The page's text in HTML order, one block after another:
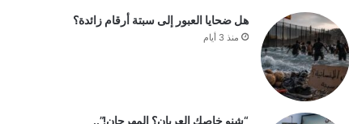
هل ضحايا العبور إلى سبتة أرقام زائدة؟
منذ 3 أيام
“شنو خاصك العريان؟ المهرجان!”..